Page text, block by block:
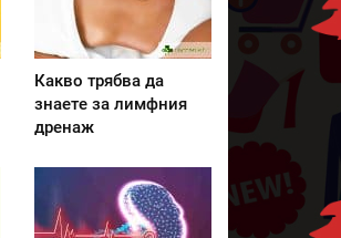
Какво трябва да
знаете за лимфния
дренаж